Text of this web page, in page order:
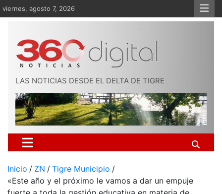
Saltar
al
viernes, agosto 7, 2026
LAS NOTICIAS DESDE EL DELTA DE TIGRE
Inicio ZN
Tigre Municipio
«Este año y el próximo le vamos a dar un empuje